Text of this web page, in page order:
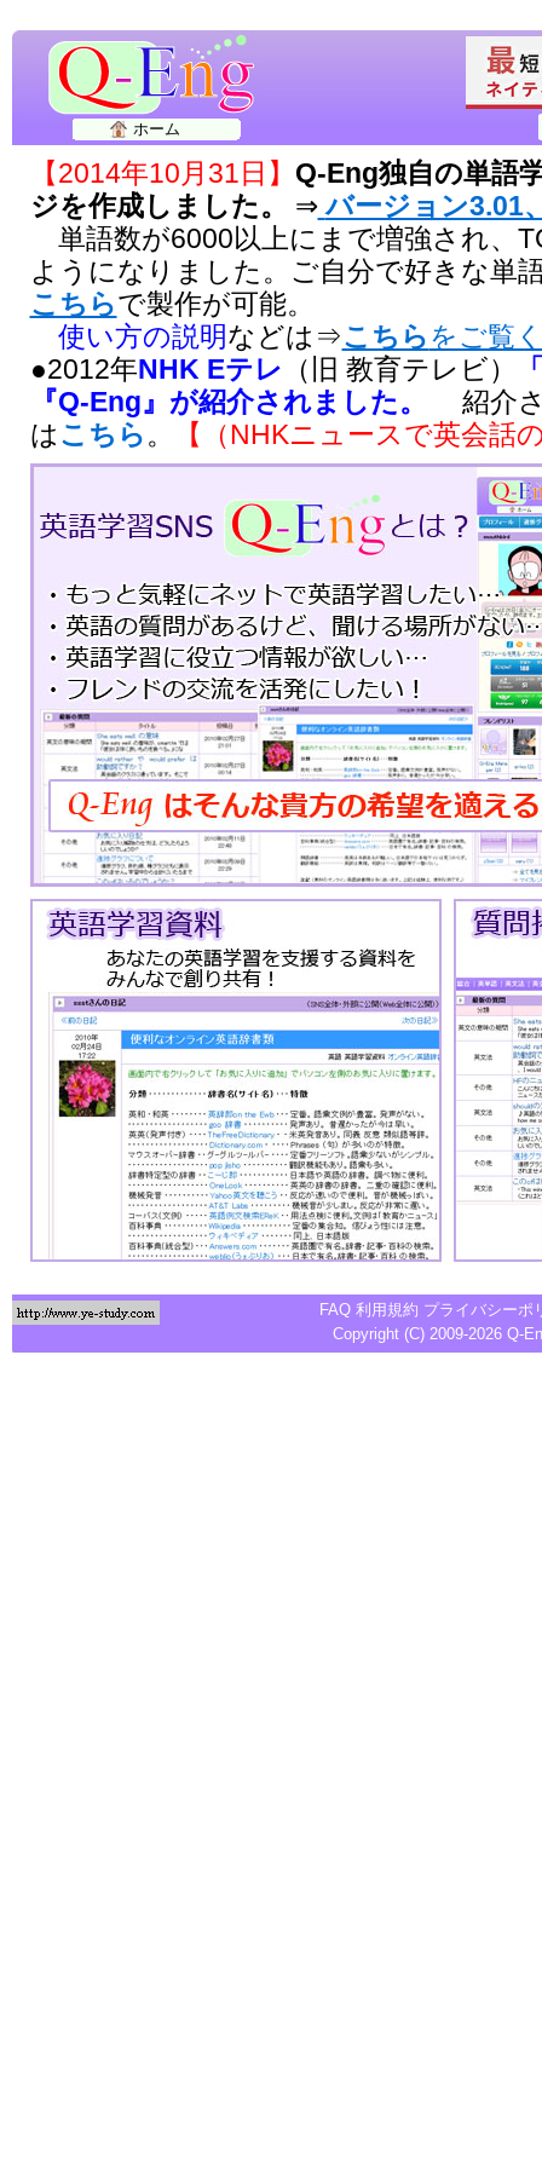
ホーム
【2014年10月31日】 Q-Eng独自の単語
ジを作成しました。
⇒ バージョン3.01
単語数が6000以上にまで増強され、
ようになりました。ご自分で好きな単
こちらで製作が可能。
使い方の説明などは⇒こちらをご覧
●2012年NHK Eテレ （旧 教育テレビ）
『Q-Eng』が紹介されました。
紹介さ
はこちら。 【（NHKニュースで英会話
FAQ 利用規約 プライバシーポ
Copyright (C) 2009-2026 Q-